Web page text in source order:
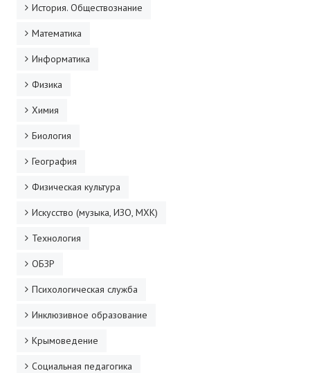
История. Обществознание
Математика
Информатика
Физика
Химия
Биология
География
Физическая культура
Искусство (музыка, ИЗО, МХК)
Технология
ОБЗР
Психологическая служба
Инклюзивное образование
Крымоведение
Социальная педагогика